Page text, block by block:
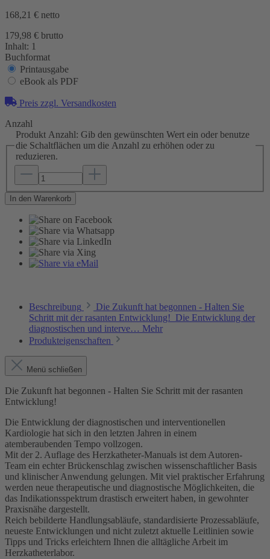
168,21 € netto
179,98 € brutto
Inhalt: 1
Buchformat
Printausgabe
eBook als PDF
Preis zzgl. Versandkosten
Anzahl
Produkt Anzahl: Gib den gewünschten Wert ein oder benutze
die Schaltflächen um die Anzahl zu erhöhen oder zu
reduzieren.
In den Warenkorb
Beschreibung
Die Zukunft hat begonnen - Halten Sie
Schritt mit der rasanten Entwicklung! Die Entwicklung der
diagnostischen und interve… Mehr
Produkteigenschaften
Menü schließen
Die Zukunft hat begonnen - Halten Sie Schritt mit der rasanten
Entwicklung!
Die Entwicklung der diagnostischen und interventionellen
Kardiologie hat sich in den letzten Jahren in einem
atemberaubenden Tempo vollzogen.
Mit der 2. Auflage des Herzkatheter-Manuals ist dem Autoren-
Team ein echter Brückenschlag zwischen wissenschaftlicher Basis
und klinischer Anwendung gelungen. Mit viel praktischer Erfahrung
werden neue therapeutische und diagnostische Möglichkeiten, die
das Indikationsspektrum drastisch erweitert haben, in gewohnter
Praxisnähe dargestellt.
Reich bebilderte Handlungsabläufe, standardisierte Prozessabläufe,
neueste Entwicklungen und nicht zuletzt aktuelle Leitlinien sowie
Tipps und Tricks erleichtern Ihnen die alltägliche Arbeit im
Herzkatheterlabor.